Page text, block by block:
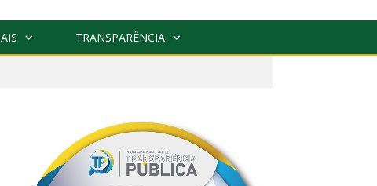
TRANSPARÊNCIA